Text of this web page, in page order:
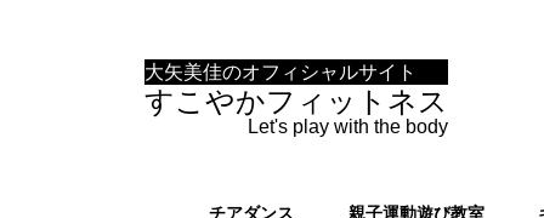
大矢美佳のオフィシャルサイト
すこやかフィットネス
Let's play with the body
チアダンス 親子運動遊び教室